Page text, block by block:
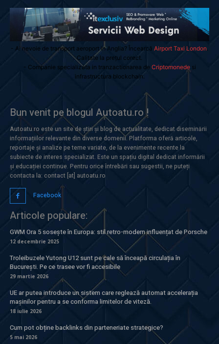
- Ai nevoie de transport aeroport in Anglia? Încearcă Airport Taxi London
Calitate la prețul corect.
- Companie specializata in tranzactionarea de Criptomonedesi
infrastructura blockchain.
Bun venit pe blogul Autoatu.ro !
Autoatu.ro este un site de știri și blog de actualitate, dedicat diseminării
informațiilor relevante din diverse domenii. Platforma oferă articole,
reportaje și analize pe teme variate, de la evenimente recente la
subiecte de interes specializat. Este un spațiu digital dedicat informării
și educației continue. Pentru orice întrebări sau sugestii, ne puteți
contacta la: contact [at] autoatu.ro
Facebook
Articole populare:
GWM Ora 5 sosește în Europa: stil retro-modern influențat de Porsche
12 decembrie 2025
Troleibuzele Yutong U12 sunt pe cale să înceapă circulația în
București. Pe ce trasee vor fi accesibile
29 martie 2026
UE ar putea introduce un sistem care reglează automat accelerația
mașinilor pentru a se conforma limitelor de viteză.
18 iulie 2026
Cum pot obține backlinks din parteneriate strategice?
5 mai 2026